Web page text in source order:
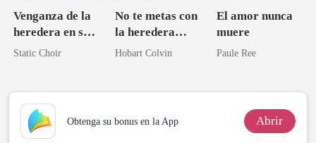
Venganza de la
heredera en su
boda humillante
Static Choir
No te metas con
la heredera
misteriosa
Hobart Colvin
El amor nunca
muere
Paule Ree
Obtenga su bonus en la App Abrir